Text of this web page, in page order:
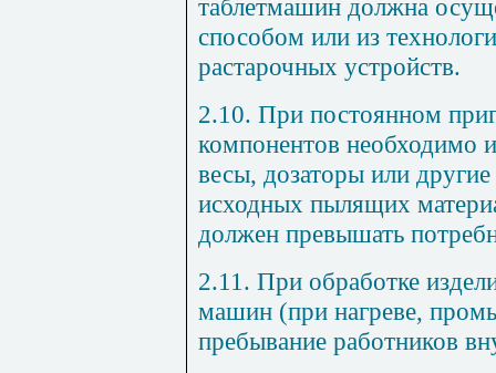
таблетмашин должна
способом или из
растарочных устройств.
2.10. При постоянном
компонентов необходимо
весы, дозаторы или
исходных пылящих
должен превышать
2.11. При обработке
машин (при нагреве,
пребывание работников